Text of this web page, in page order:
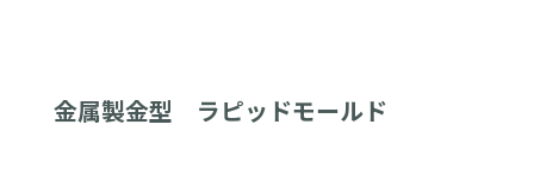
金属製金型 ラピッドモールド